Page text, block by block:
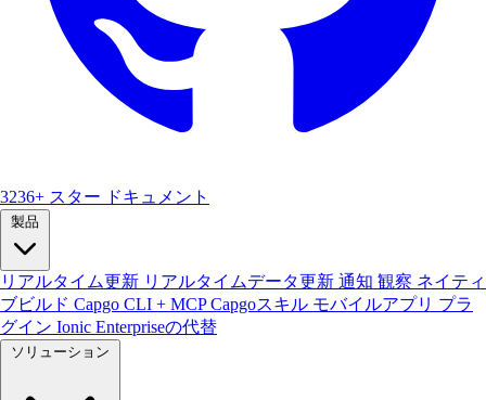
3236+ スター ドキュメント
製品
リアルタイム更新 リアルタイムデータ更新 通知 観察 ネイティ
ブビルド Capgo CLI + MCPCapgoスキル モバイルアプリ プラ
グイン Ionic Enterpriseの代替
ソリューション